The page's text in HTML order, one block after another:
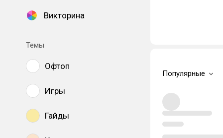
Викторина
Темы
Офтоп
Игры
Гайды
Популярные